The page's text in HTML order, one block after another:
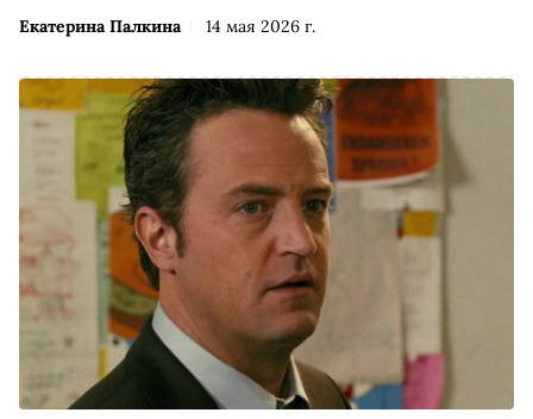
Екатерина Палкина 14 мая 2026 г.